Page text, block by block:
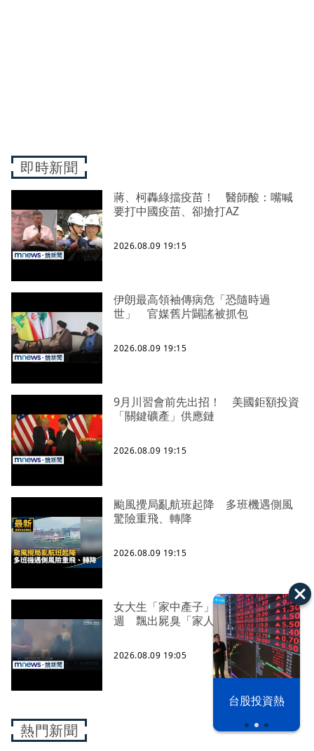
台股投資熱
即時新聞
蔣、柯轟綠擋疫苗！ 醫師酸：嘴喊
要打中國疫苗、卻搶打AZ
2026.08.09 19:15
伊朗最高領袖傳病危「恐隨時過
世」 官媒舊片闢謠被抓包
2026.08.09 19:15
9月川習會前先出招！ 美國鉅額投資
「關鍵礦產」供應鏈
2026.08.09 19:15
颱風攪局亂航班起降 多班機遇側風
驚險重飛、轉降
2026.08.09 19:15
女大生「家中產子」包巾藏屍近一
週 飄出屍臭「家人才知」
2026.08.09 19:05
熱門新聞